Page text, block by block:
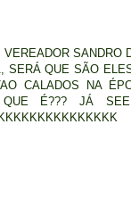
SANDRO
SERÁ QUE SÃO
CALADOS NA
QUE É??? JÁ